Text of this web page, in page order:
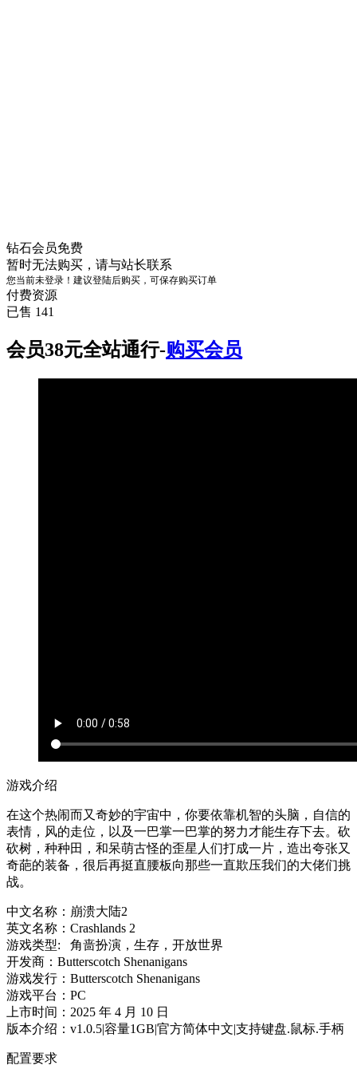
钻石会员免费
暂时无法购买，请与站长联系
您当前未登录！建议登陆后购买，可保存购买订单
付费资源
已售 141
会员38元全站通行-购买会员
游戏介绍
在这个热闹而又奇妙的宇宙中，你要依靠机智的头脑，自信的
表情，风的走位，以及一巴掌一巴掌的努力才能生存下去。砍
砍树，种种田，和呆萌古怪的歪星人们打成一片，造出夸张又
奇葩的装备，很后再挺直腰板向那些一直欺压我们的大佬们挑
战。
中文名称：崩溃大陆2
英文名称：Crashlands 2
游戏类型: 角啬扮演，生存，开放世界
开发商：Butterscotch Shenanigans
游戏发行：Butterscotch Shenanigans
游戏平台：PC
上市时间：2025 年 4 月 10 日
版本介绍：v1.0.5|容量1GB|官方简体中文|支持键盘.鼠标.手柄
配置要求